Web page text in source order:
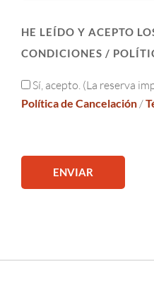
HE LEÍDO Y ACEPTO
CONDICIONES /
Sí, acepto. (La reserva
Política de Cancelación/
ENVIAR